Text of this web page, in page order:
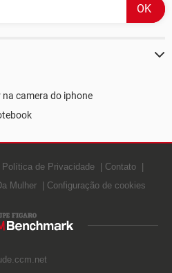
camera do iphone
Política de Privacidade
Contato
Mulher Configuração de cookies